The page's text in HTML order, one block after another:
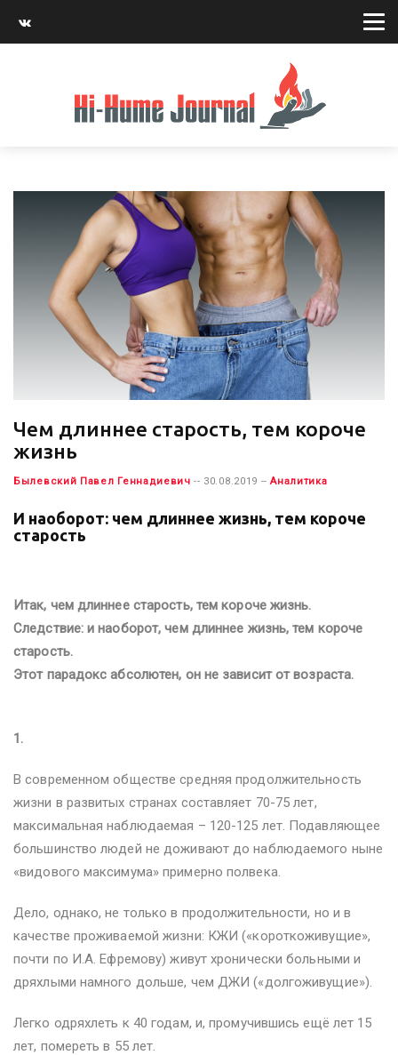
Чем длиннее старость, тем короче
жизнь
Былевский Павел Геннадиевич -- 30.08.2019 -- Аналитика
И наоборот: чем длиннее жизнь, тем короче
старость
Итак, чем длиннее старость, тем короче жизнь.
Следствие: и наоборот, чем длиннее жизнь, тем короче
старость.
Этот парадокс абсолютен, он не зависит от возраста.
1.
В современном обществе средняя продолжительность
жизни в развитых странах составляет 70-75 лет,
максимальная наблюдаемая – 120-125 лет. Подавляющее
большинство людей не доживают до наблюдаемого ныне
«видового максимума» примерно полвека.
Дело, однако, не только в продолжительности, но и в
качестве проживаемой жизни: КЖИ («короткоживущие»,
почти по И.А. Ефремову) живут хронически больными и
дряхлыми намного дольше, чем ДЖИ («долгоживущие»).
Легко одряхлеть к 40 годам, и, промучившись ещё лет 15
лет, помереть в 55 лет.